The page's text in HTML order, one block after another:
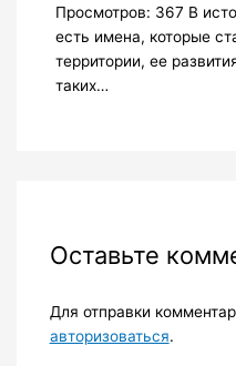
Просмотров: 367 В
есть имена, которые
территории, ее
таких…
Оставьте
Для отправки
авторизоваться.